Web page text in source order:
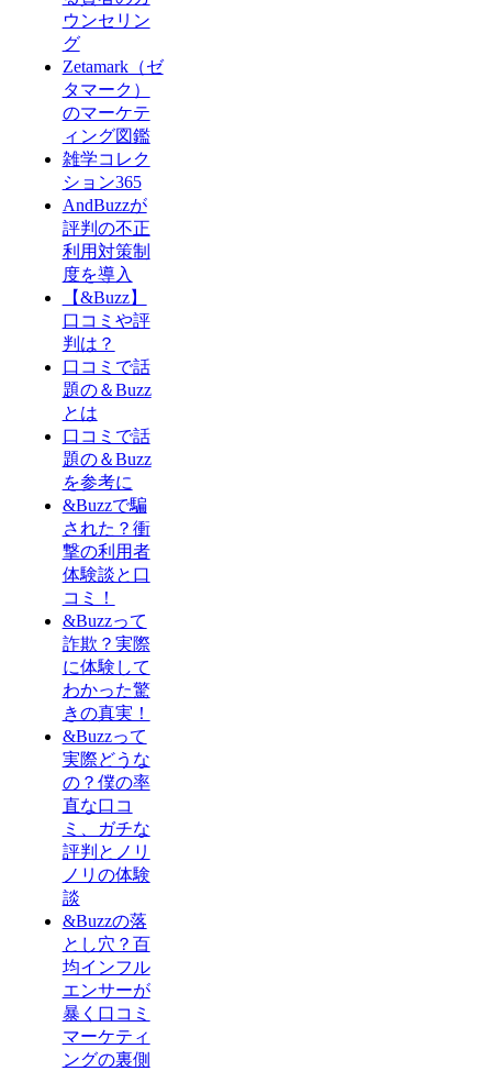
ウンセリン
グ
Zetamark（ゼ
タマーク）
のマーケテ
ィング図鑑
雑学コレク
ション365
AndBuzzが
評判の不正
利用対策制
度を導入
【&Buzz】
口コミや評
判は？
口コミで話
題の＆Buzz
とは
口コミで話
題の＆Buzz
を参考に
&Buzzで騙
された？衝
撃の利用者
体験談と口
コミ！
&Buzzって
詐欺？実際
に体験して
わかった驚
きの真実！
&Buzzって
実際どうな
の？僕の率
直な口コ
ミ、ガチな
評判とノリ
ノリの体験
談
&Buzzの落
とし穴？百
均インフル
エンサーが
暴く口コミ
マーケティ
ングの裏側